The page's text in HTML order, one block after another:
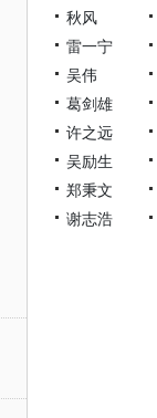
秋风
雷一宁
吴伟
葛剑雄
许之远
吴励生
郑秉文
谢志浩